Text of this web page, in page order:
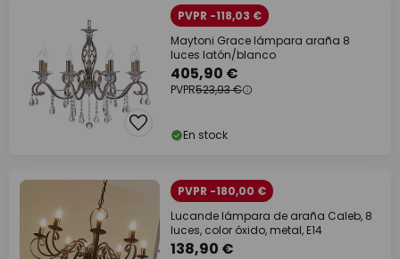
PVPR -118,03 €
Maytoni Grace lámpara araña 8
luces latón/blanco
405,90 €
PVPR523,93 €
En stock
PVPR -180,00 €
Lucande lámpara de araña Caleb, 8
luces, color óxido, metal, E14
138,90 €